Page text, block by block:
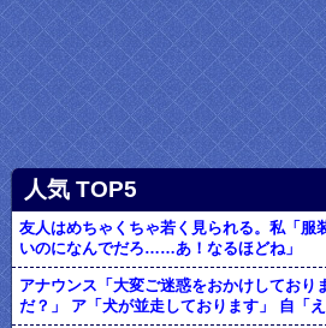
人気 TOP5
友人はめちゃくちゃ若く見られる。私「服
いのになんでだろ……あ！なるほどね」
アナウンス「大変ご迷惑をおかけしており
だ？」 ア「犬が並走しております」 自「え